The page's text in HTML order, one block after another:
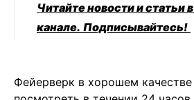
Читайте новости и статьи
канале. Подписывайтесь!
Фейерверк в хорошем